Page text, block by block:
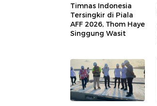
Timnas Indonesia
Tersingkir di Piala
AFF 2026, Thom Haye
Singgung Wasit